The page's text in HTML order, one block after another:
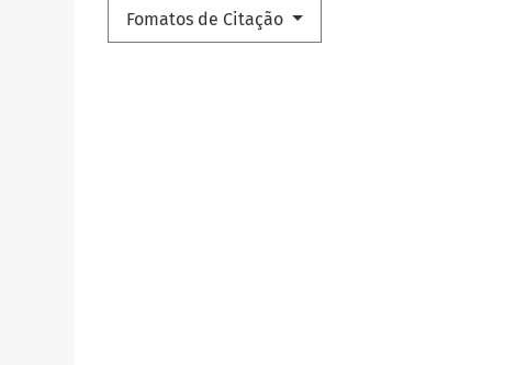
Fomatos de Citação